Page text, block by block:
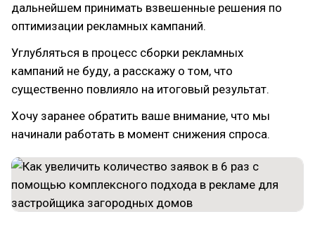
дальнейшем принимать взвешенные решения по
оптимизации рекламных кампаний.
Углубляться в процесс сборки рекламных
кампаний не буду, а расскажу о том, что
существенно повлияло на итоговый результат.
Хочу заранее обратить ваше внимание, что мы
начинали работать в момент снижения спроса.